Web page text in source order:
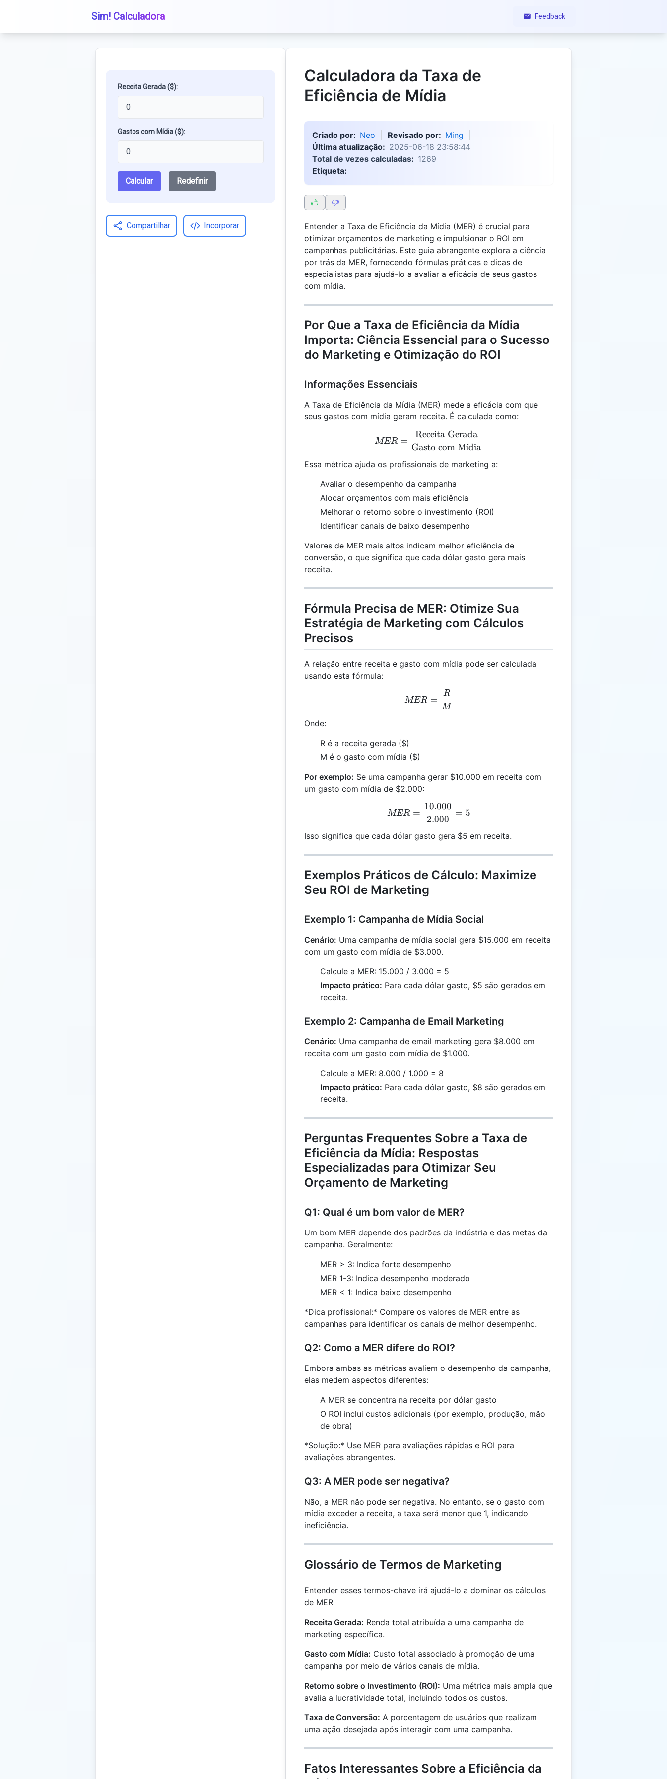
Sim! Calculadora Feedback
Receita Gerada ($):
Gastos com Mídia ($):
Calcular Redefinir
Compartilhar Incorporar
Calculadora da Taxa de
Eficiência de Mídia
Criado por: Neo Revisado por: Ming
Última atualização: 2025-06-18 23:58:44
Total de vezes calculadas: 1269
Etiqueta:
Entender a Taxa de Eficiência da Mídia (MER) é crucial para
otimizar orçamentos de marketing e impulsionar o ROI em
campanhas publicitárias. Este guia abrangente explora a ciência
por trás da MER, fornecendo fórmulas práticas e dicas de
especialistas para ajudá-lo a avaliar a eficácia de seus gastos
com mídia.
Por Que a Taxa de Eficiência da Mídia
Importa: Ciência Essencial para o Sucesso
do Marketing e Otimização do ROI
Informações Essenciais
A Taxa de Eficiência da Mídia (MER) mede a eficácia com que
seus gastos com mídia geram receita. É calculada como:
MER = \frac{\text{Receita Gerada}}{\text{Gasto com
MER =
Gasto com Mı
ˊdia
Receita Gerada
Essa métrica ajuda os profissionais de marketing a:
Avaliar o desempenho da campanha
Alocar orçamentos com mais eficiência
Melhorar o retorno sobre o investimento (ROI)
Identificar canais de baixo desempenho
Valores de MER mais altos indicam melhor eficiência de
conversão, o que significa que cada dólar gasto gera mais
receita.
Fórmula Precisa de MER: Otimize Sua
Estratégia de Marketing com Cálculos
Precisos
A relação entre receita e gasto com mídia pode ser calculada
usando esta fórmula:
MER = \frac{R}{M}
MER =
M
R
Onde:
R é a receita gerada ($)
M é o gasto com mídia ($)
Por exemplo: Se uma campanha gerar $10.000 em receita com
um gasto com mídia de $2.000:
MER = \frac{10.000}{2.000} = 5
MER =
2.000
10.000
= 5
Isso significa que cada dólar gasto gera $5 em receita.
Exemplos Práticos de Cálculo: Maximize
Seu ROI de Marketing
Exemplo 1: Campanha de Mídia Social
Cenário: Uma campanha de mídia social gera $15.000 em receita
com um gasto com mídia de $3.000.
Calcule a MER: 15.000 / 3.000 = 5
Impacto prático: Para cada dólar gasto, $5 são gerados em
receita.
Exemplo 2: Campanha de Email Marketing
Cenário: Uma campanha de email marketing gera $8.000 em
receita com um gasto com mídia de $1.000.
Calcule a MER: 8.000 / 1.000 = 8
Impacto prático: Para cada dólar gasto, $8 são gerados em
receita.
Perguntas Frequentes Sobre a Taxa de
Eficiência da Mídia: Respostas
Especializadas para Otimizar Seu
Orçamento de Marketing
Q1: Qual é um bom valor de MER?
Um bom MER depende dos padrões da indústria e das metas da
campanha. Geralmente:
MER > 3: Indica forte desempenho
MER 1-3: Indica desempenho moderado
MER < 1: Indica baixo desempenho
*Dica profissional:* Compare os valores de MER entre as
campanhas para identificar os canais de melhor desempenho.
Q2: Como a MER difere do ROI?
Embora ambas as métricas avaliem o desempenho da campanha,
elas medem aspectos diferentes:
A MER se concentra na receita por dólar gasto
O ROI inclui custos adicionais (por exemplo, produção, mão
de obra)
*Solução:* Use MER para avaliações rápidas e ROI para
avaliações abrangentes.
Q3: A MER pode ser negativa?
Não, a MER não pode ser negativa. No entanto, se o gasto com
mídia exceder a receita, a taxa será menor que 1, indicando
ineficiência.
Glossário de Termos de Marketing
Entender esses termos-chave irá ajudá-lo a dominar os cálculos
de MER:
Receita Gerada: Renda total atribuída a uma campanha de
marketing específica.
Gasto com Mídia: Custo total associado à promoção de uma
campanha por meio de vários canais de mídia.
Retorno sobre o Investimento (ROI): Uma métrica mais ampla que
avalia a lucratividade total, incluindo todos os custos.
Taxa de Conversão: A porcentagem de usuários que realizam
uma ação desejada após interagir com uma campanha.
Fatos Interessantes Sobre a Eficiência da